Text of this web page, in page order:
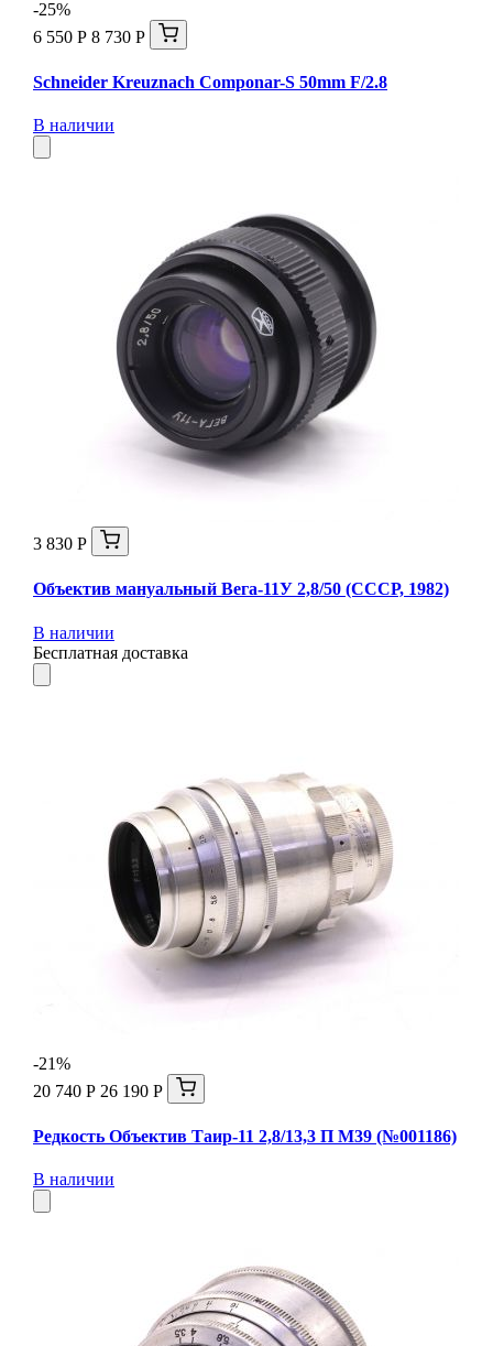
-25%
6 550 Р 8 730 Р
Schneider Kreuznach Componar-S 50mm F/2.8
В наличии
3 830 Р
Объектив мануальный Вега-11У 2,8/50 (СССР, 1982)
В наличии
Бесплатная доставка
-21%
20 740 Р 26 190 Р
Редкость Объектив Таир-11 2,8/13,3 П М39 (№001186)
В наличии